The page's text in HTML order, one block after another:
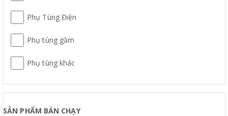
Phụ Tùng Điện
Phụ tùng gầm
Phụ tùng khác
SẢN PHẨM BÁN CHẠY